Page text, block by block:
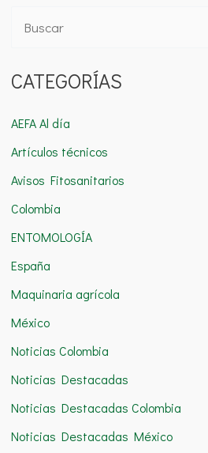
s
a
r
p
o
r
:
CATEGORÍAS
AEFA Al día
Artículos técnicos
Avisos Fitosanitarios
Colombia
ENTOMOLOGÍA
España
Maquinaria agrícola
México
Noticias Colombia
Noticias Destacadas
Noticias Destacadas Colombia
Noticias Destacadas México